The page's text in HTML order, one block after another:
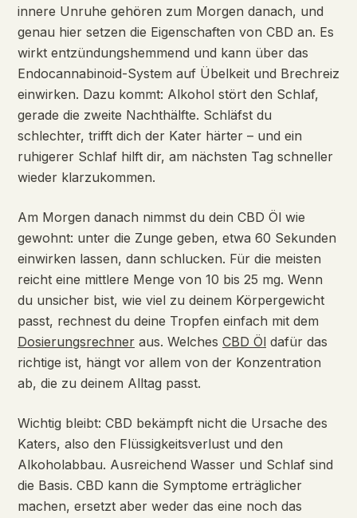
innere Unruhe gehören zum Morgen danach, und
genau hier setzen die Eigenschaften von CBD an. Es
wirkt entzündungshemmend und kann über das
Endocannabinoid-System auf Übelkeit und Brechreiz
einwirken. Dazu kommt: Alkohol stört den Schlaf,
gerade die zweite Nachthälfte. Schläfst du
schlechter, trifft dich der Kater härter – und ein
ruhigerer Schlaf hilft dir, am nächsten Tag schneller
wieder klarzukommen.
Am Morgen danach nimmst du dein CBD Öl wie
gewohnt: unter die Zunge geben, etwa 60 Sekunden
einwirken lassen, dann schlucken. Für die meisten
reicht eine mittlere Menge von 10 bis 25 mg. Wenn
du unsicher bist, wie viel zu deinem Körpergewicht
passt, rechnest du deine Tropfen einfach mit dem
Dosierungsrechner aus. Welches CBD Öl dafür das
richtige ist, hängt vor allem von der Konzentration
ab, die zu deinem Alltag passt.
Wichtig bleibt: CBD bekämpft nicht die Ursache des
Katers, also den Flüssigkeitsverlust und den
Alkoholabbau. Ausreichend Wasser und Schlaf sind
die Basis. CBD kann die Symptome erträglicher
machen, ersetzt aber weder das eine noch das